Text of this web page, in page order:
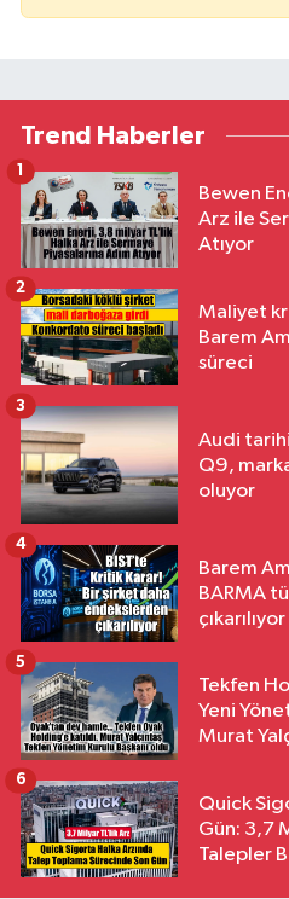
Trend Haberler
Bewen
Arz ile
Atıyor
1
Maliyet
Barem
süreci
2
Audi
Q9,
oluyor
3
Barem
BARMA
çıkarılıyor
4
Tekfen
Yeni
Murat
5
Quick
Gün: 3,7
Talepler
6